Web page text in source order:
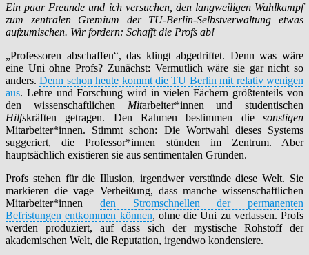
Ein paar Freunde und ich versuchen, den langweiligen Wahlkampf
zum zentralen Gremium der TU-Berlin-Selbstverwaltung etwas
aufzumischen. Wir fordern: Schafft die Profs ab!
„Professoren abschaffen“, das klingt abgedriftet. Denn was wäre
eine Uni ohne Profs? Zunächst: Vermutlich wäre sie gar nicht so
anders.Denn schon heute kommt die TU Berlin mit relativ wenigen
aus. Lehre und Forschung wird in vielen Fächern größtenteils von
den wissenschaftlichen Mitarbeiter*innen und studentischen
Hilfskräften getragen. Den Rahmen bestimmen die sonstigen
Mitarbeiter*innen. Stimmt schon: Die Wortwahl dieses Systems
suggeriert, die Professor*innen stünden im Zentrum. Aber
hauptsächlich existieren sie aus sentimentalen Gründen.
Profs stehen für die Illusion, irgendwer verstünde diese Welt. Sie
markieren die vage Verheißung, dass manche wissenschaftlichen
Mitarbeiter*innen den Stromschnellen der permanenten
Befristungen entkommen können, ohne die Uni zu verlassen. Profs
werden produziert, auf dass sich der mystische Rohstoff der
akademischen Welt, die Reputation, irgendwo kondensiere.